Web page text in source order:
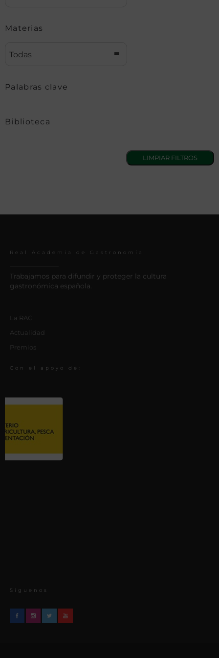
Materias
Todas
Palabras clave
Biblioteca
Real Academia de Gastronomía
Trabajamos para difundir y proteger la cultura
gastronómica española.
La RAG
Actualidad
Premios
Con el apoyo de:
Síguenos